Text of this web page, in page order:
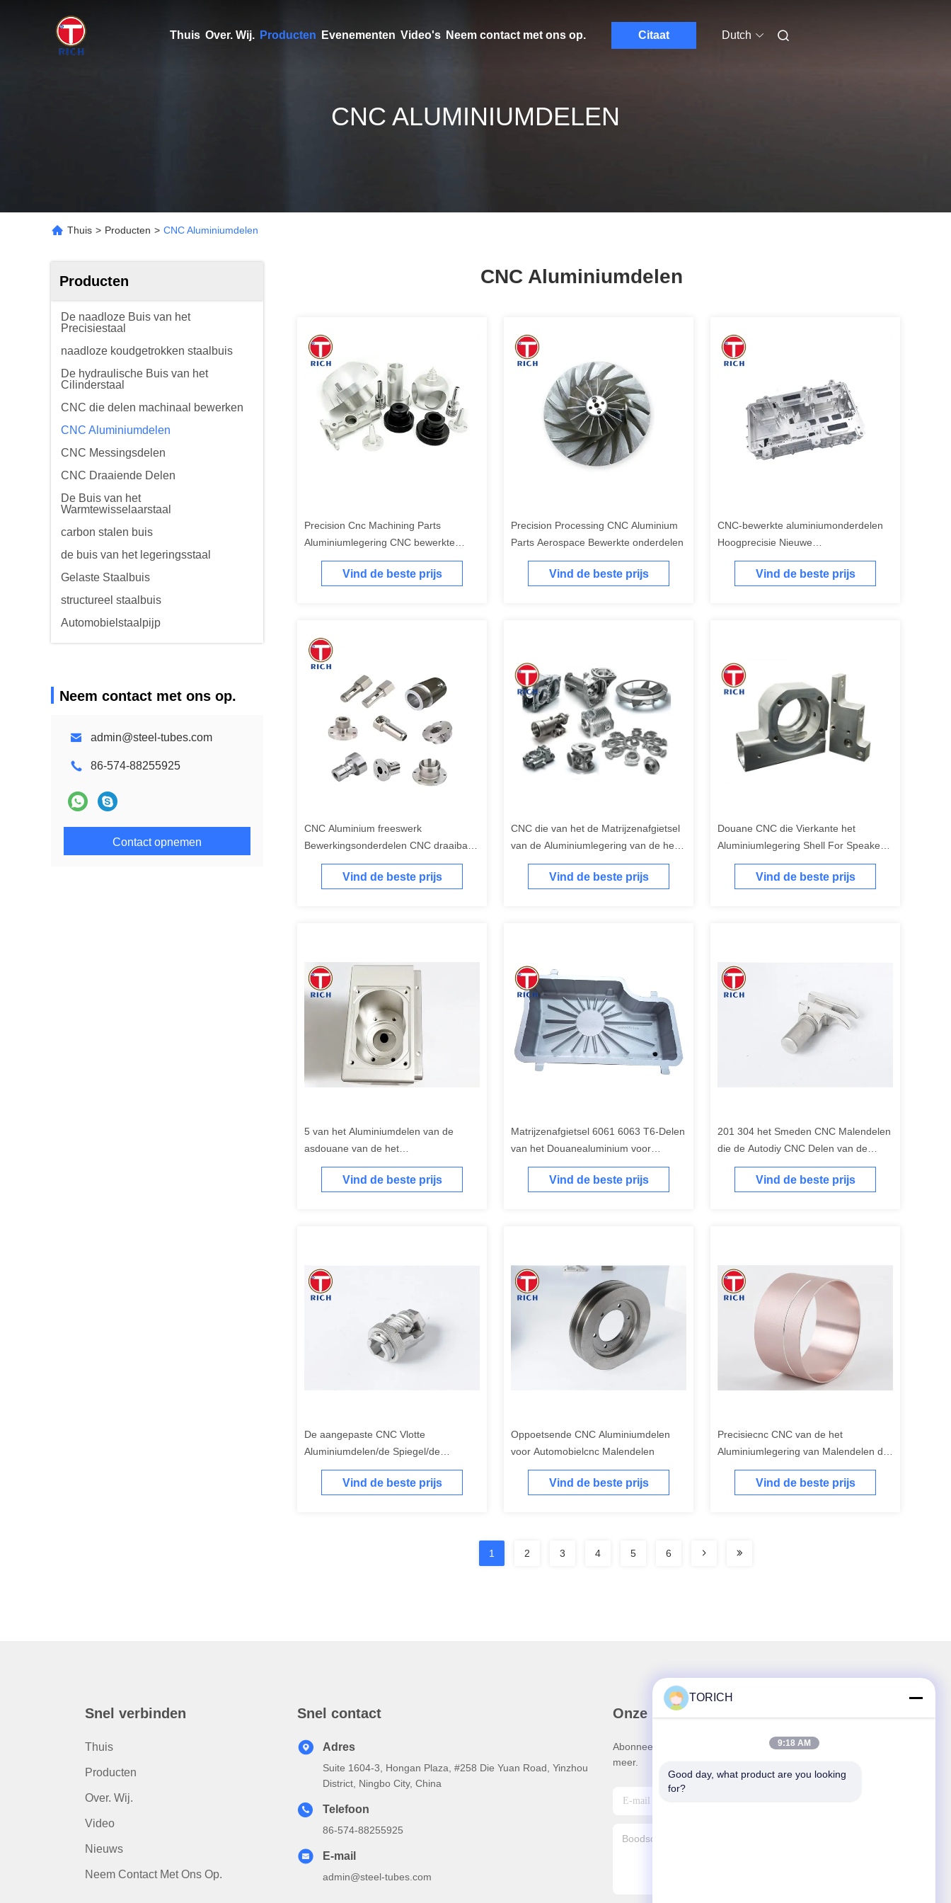
Thuis Over. Wij. Producten Evenementen Video's Neem contact met ons op. Citaat Dutch
CNC ALUMINIUMDELEN
Thuis > Producten > CNC Aluminiumdelen
Producten
De naadloze Buis van het
Precisiestaal
naadloze koudgetrokken staalbuis
De hydraulische Buis van het
Cilinderstaal
CNC die delen machinaal bewerken
CNC Aluminiumdelen
CNC Messingsdelen
CNC Draaiende Delen
De Buis van het
Warmtewisselaarstaal
carbon stalen buis
de buis van het legeringsstaal
Gelaste Staalbuis
structureel staalbuis
Automobielstaalpijp
Neem contact met ons op.
admin@steel-tubes.com
86-574-88255925
Contact opnemen
CNC Aluminiumdelen
Precision Cnc Machining Parts
Aluminiumlegering CNC bewerkte
aluminium onderdelen vierassige
verbinding draaiende Machining Parts
Vind de beste prijs
Precision Processing CNC Aluminium
Parts Aerospace Bewerkte onderdelen
Vind de beste prijs
CNC-bewerkte aluminiumonderdelen
Hoogprecisie Nieuwe
energievoertuigen waterkoeling
behuizingVind de beste prijs
CNC Aluminium freeswerk
Bewerkingsonderdelen CNC draaibank
Niet-standaardonderdelen Verwerking
Vind de beste prijs
CNC die van het de Matrijzenafgietsel
van de Aluminiumlegering van de het
Metaalverwerking Automobiele de
Hardwaredelen machinaal bewerken
Vind de beste prijs
Douane CNC die Vierkante het
Aluminiumlegering Shell For Speaker
verwerken van de Buisversterker
Vind de beste prijs
5 van het Aluminiumdelen van de
asdouane van de het
Aluminiumlegering CNC van de de
Basisverwerking Machinaal bewerkend
Vind de beste prijs
Matrijzenafgietsel 6061 6063 T6-Delen
van het Douanealuminium voor
Reductiemiddelenhuisvesting
Vind de beste prijs
201 304 het Smeden CNC Malendelen
die de Autodiy CNC Delen van de
Precisiehaak machinaal bewerken
Vind de beste prijs
De aangepaste CNC Vlotte
Aluminiumdelen/de Spiegel/de
Steen/Geborsteld eindigen
Vind de beste prijs
Oppoetsende CNC Aluminiumdelen
voor Automobielcnc Malendelen
Vind de beste prijs
Precisiecnc CNC van de het
Aluminiumlegering van Malendelen de
Aanpassing van de
Draaibankverwerking
Vind de beste prijs
1 2 3 4 5 6
Snel verbinden
Thuis
Producten
Over. Wij.
Video
Nieuws
Neem Contact Met Ons Op.
Snel contact
Adres
Suite 1604-3, Hongan Plaza, #258 Die Yuan Road, Yinzhou
District, Ningbo City, China
Telefoon
86-574-88255925
E-mail
admin@steel-tubes.com
Onze Nieuwsbrief
Abonneer u op onze nieuwsbrief voor kortingen en
meer.
TORICH
9:18 AM
Good day, what product are you looking
for?